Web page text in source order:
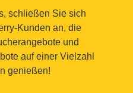
schließen Sie sich
Kunden an, die
und
auf einer Vielzahl
genießen!